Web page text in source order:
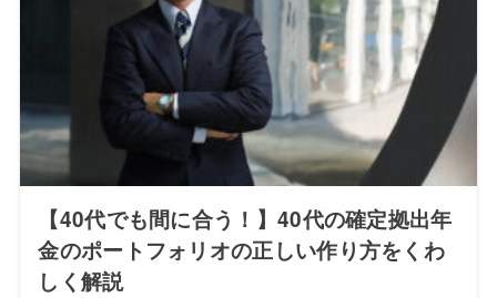
【40代でも間に合う！】40代の確定拠出年
金のポートフォリオの正しい作り方をくわ
しく解説